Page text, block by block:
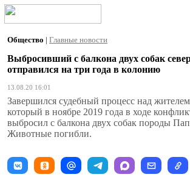
Общество | Главные новости
Выбросивший с балкона двух собак
отправился на три года в колонию
13.08.20 16:01
Завершился судебный процесс над
который в ноябре 2019 года в ходе
выбросил с балкона двух собак породы
Животные погибли.